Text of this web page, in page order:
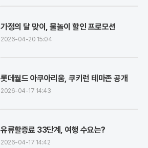
가정의 달 맞이, 물놀이 할인 프로모션
2026-04-20 15:04
롯데월드 아쿠아리움, 쿠키런 테마존 공개
2026-04-17 14:43
유류할증료 33단계, 여행 수요는?
2026-04-17 14:42